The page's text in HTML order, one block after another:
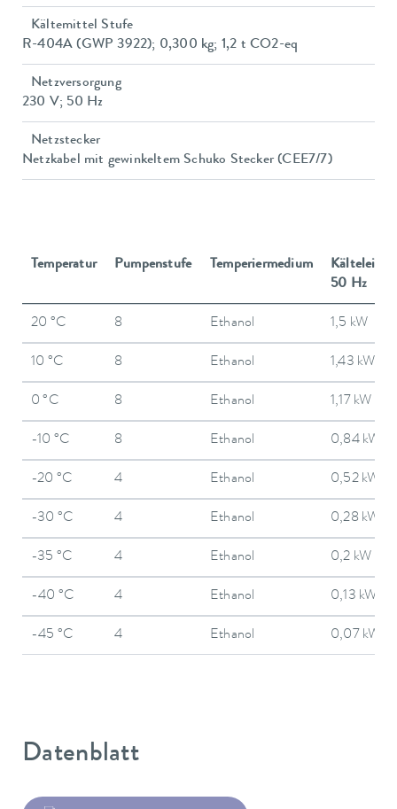
Kältemittel Stufe
R-404A (GWP 3922); 0,300 kg; 1,2 t CO2-eq
Netzversorgung
230 V; 50 Hz
Netzstecker
Netzkabel mit gewinkeltem Schuko Stecker (CEE7/7)
Temperatur Pumpenstufe Temperiermedium
50 Hz
20 °C 8 Ethanol 1,5 kW
10 °C 8 Ethanol 1,43 kW
0 °C 8 Ethanol 1,17 kW
-10 °C 8 Ethanol 0,84 kW
-20 °C 4 Ethanol 0,52 kW
-30 °C 4 Ethanol 0,28 kW
-35 °C 4 Ethanol 0,2 kW
-40 °C 4 Ethanol 0,13 kW
-45 °C 4 Ethanol 0,07 kW
Datenblatt